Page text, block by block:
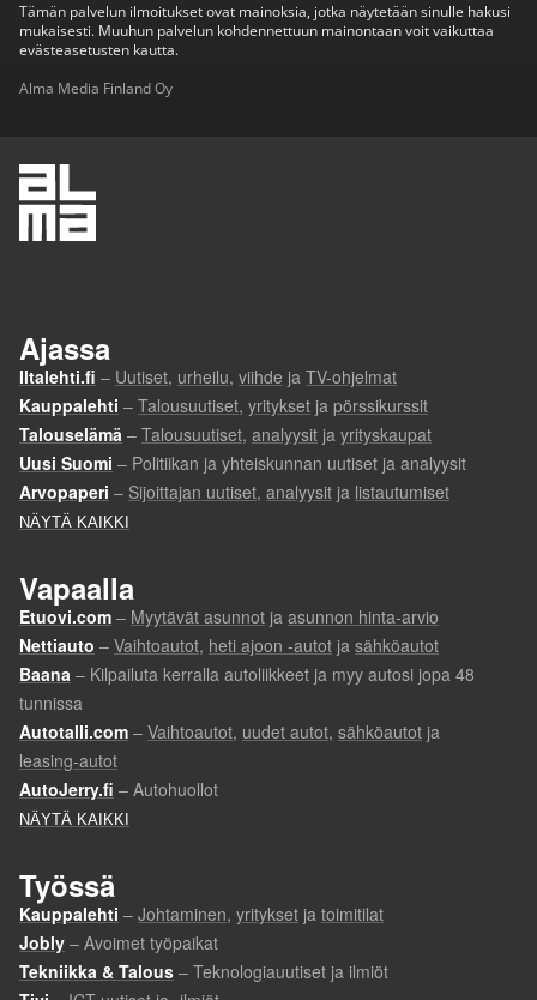
Tämän palvelun ilmoitukset ovat mainoksia, jotka näytetään sinulle hakusi
mukaisesti. Muuhun palvelun kohdennettuun mainontaan voit vaikuttaa
evästeasetusten kautta.
Alma Media Finland Oy